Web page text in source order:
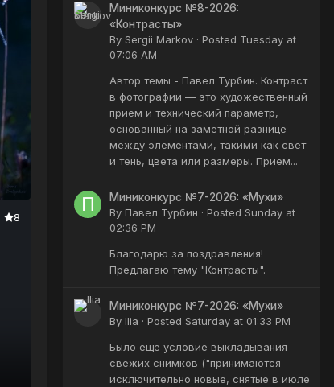
8
Миниконкурс №8-2026:
«Контрасты»
By Sergii Markov · Posted Tuesday at
07:06 AM
Автор темы - Павел Турбин. Контраст
в фотографии — это художественный
прием и технический параметр,
основанный на заметной разнице
между элементами, такими как свет
и тень, цвета или размеры. Прием...
Миниконкурс №7-2026: «Мухи»
By Павел Турбин · Posted Sunday at
02:36 PM
Благодарю за поздравления!
Предлагаю тему "Контрасты".
Миниконкурс №7-2026: «Мухи»
By Ilia · Posted Saturday at 01:33 PM
Было еще условие выкладывания
свежих снимков ("принимаются
исключительно новые, снятые в июле